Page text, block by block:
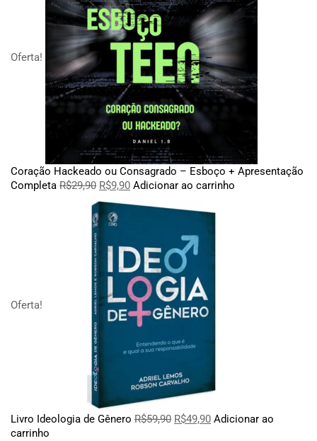
Oferta!
Coração Hackeado ou Consagrado – Esboço + Apresentação
Completa R$29,90 R$9,90 Adicionar ao carrinho
Oferta!
Livro Ideologia de Gênero R$59,90 R$49,90 Adicionar ao
carrinho